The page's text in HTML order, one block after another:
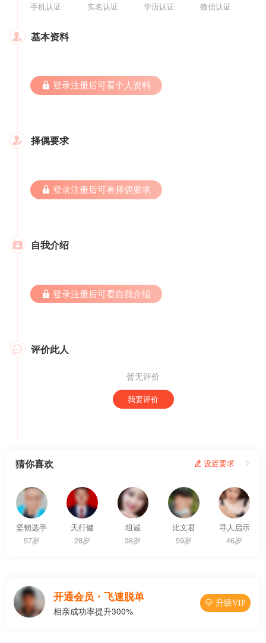
手机认证 实名认证 学历认证 微信认证
 基本资料
 登录注册后可看个人资料
 择偶要求
 登录注册后可看择偶要求
 自我介绍
 登录注册后可看自我介绍
 评价此人
暂无评价
我要评价
猜你喜欢  设置要求 
坚韧选手
57岁
天行健
28岁
坦诚
38岁
比文君
59岁
寻人启示
46岁
开通会员・飞速脱单
相亲成功率提升300%
 升级VIP